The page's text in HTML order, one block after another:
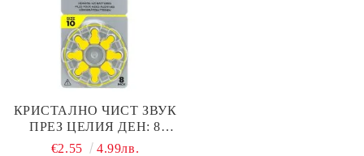
КРИСТАЛНО ЧИСТ ЗВУК
ПРЕЗ ЦЕЛИЯ ДЕН: 8
БРОЯ RAYOVAC EXTRA
€2.55 4.99лв.